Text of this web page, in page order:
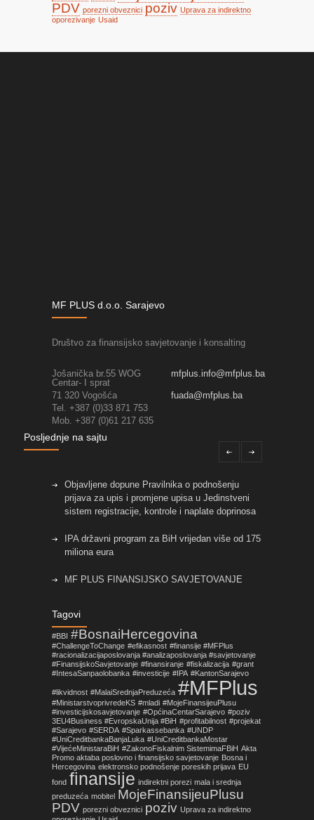
PDV porezni obveznici poziv Uprava za indirektno
oporezivanje Usaid
MF PLUS d.o.o. Sarajevo
Društvo za finansijsko savjetovanje i konsalting
Jošanička br.55 WOG
Centar- I sprat
mfplus.info@mfplus.ba
71 320 Vogošća
fuada@mfplus.ba
Tel. +387 (0)33 871 753
Mob. +387 (0)61 217 635
Posljednje na sajtu
Objavljene dopune Pravilnika o podnošenju
prijava za upis i promjene upisa u Jedinstveni
sistem registracije, kontrole i naplate doprinosa
IPA državni program za BiH vrijedan više od 175
miliona eura
MF PLUS FINANSIJSKO SAVJETOVANJE
primjenu Zakona o fiskalnim sistemima u FBiH!
Nova prilika za mala i srednja preduzeća sa
područja Općine Centar Sarajevo
Tagovi
#BBI #BosnaiHercegovina
#ChallengeToChange #efikasnost #finansije #MFPlus
#racionalizacijaposlovanja #analizaposlovanja #savjetovanje
#FinansijskoSavjetovanje #finansiranje #fiskalizacija #grant
#IntesaSanpaolobanka #investicije #IPA #KantonSarajevo
#likvidnost #MalaiSrednjaPreduzeća #MFPlus
#MinistarstvoprivredeKS #mladi #MojeFinansijeuPlusu
#investicijskosavjetovanje #OpćinaCentarSarajevo #poziv
3EU4Business #EvropskaUnija #BiH #profitabilnost #projekat
#Sarajevo #SERDA #Sparkassebanka #UNDP
#UniCreditbankaBanjaLuka #UniCreditbankaMostar
#VijećeMinistaraBiH #ZakonoFiskalnim SistemimaFBiH Akta
Promo aktaba poslovno i finansijsko savjetovanje Bosna i
Hercegovina elektronsko podnošenje poreskih prijava EU
fond finansije indirektni porezi mala i srednja
preduzeća mobitel MojeFinansijeuPlusu
PDV porezni obveznici poziv Uprava za indirektno